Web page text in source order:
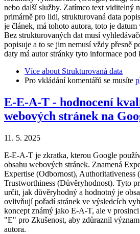
nebo další služby. Zatímco text viditelný
primárně pro lidi, strukturovaná data
je článek, má tohoto autora, toto je
Bez strukturovaných dat musí
popisuje a to se jim nemusí vždy přesně
daty má autor stránky tyto informace pod
Více about Strukturovaná data
Pro vkládání komentářů se musíte
E-E-A-T - hodnocení
webových stránek na
11. 5. 2025
E-E-A-T je zkratka, kterou Google
obsahu webových stránek. Znamená
Expertise (Odbornost), Authoritativeness
Trustworthiness (Důvěryhodnost). Tyto
určit, jak důvěryhodný a hodnotný je
ovlivňují pořadí stránek ve výsledcích
koncept známý jako E-A-T, ale v
"E" pro Zkušenost, aby zdůraznil
autora.